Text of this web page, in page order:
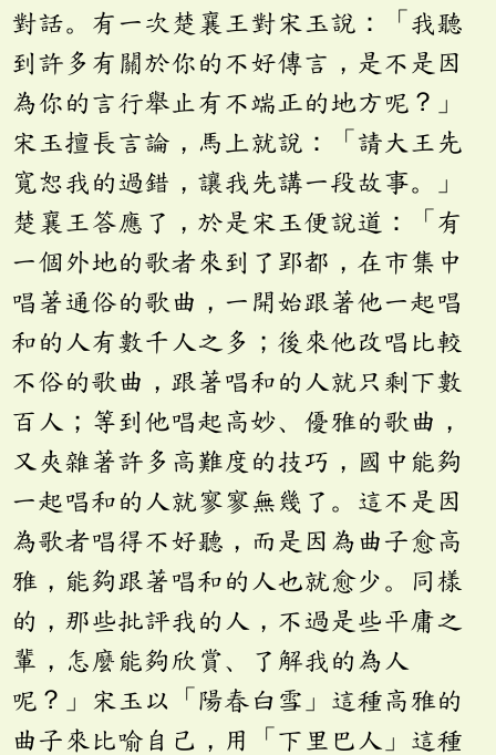
對話。有一次楚襄王對宋玉說：「我聽
到許多有關於你的不好傳言，是不是因
為你的言行舉止有不端正的地方呢？」
宋玉擅長言論，馬上就說：「請大王先
寬恕我的過錯，讓我先講一段故事。」
楚襄王答應了，於是宋玉便說道：「有
一個外地的歌者來到了郢都，在市集中
唱著通俗的歌曲，一開始跟著他一起唱
和的人有數千人之多；後來他改唱比較
不俗的歌曲，跟著唱和的人就只剩下數
百人；等到他唱起高妙、優雅的歌曲，
又夾雜著許多高難度的技巧，國中能夠
一起唱和的人就寥寥無幾了。這不是因
為歌者唱得不好聽，而是因為曲子愈高
雅，能夠跟著唱和的人也就愈少。同樣
的，那些批評我的人，不過是些平庸之
輩，怎麼能夠欣賞、了解我的為人
呢？」宋玉以「陽春白雪」這種高雅的
曲子來比喻自己，用「下里巴人」這種